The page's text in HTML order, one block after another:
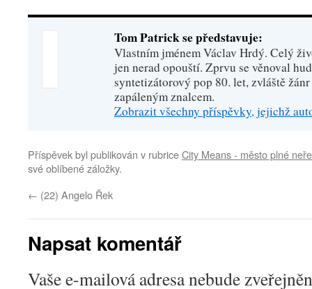
Tom Patrick se představuje:
Vlastním jménem Václav Hrdý. Celý
jen nerad opouští. Zprvu se věnoval
syntetizátorový pop 80. let, zvláště
zapáleným znalcem.
Zobrazit všechny příspěvky, jejichž
Příspěvek byl publikován v rubriceCity Means - město plné
své oblíbené záložky.
← (22) Angelo Řek
Napsat komentář
Vaše e-mailová adresa nebude